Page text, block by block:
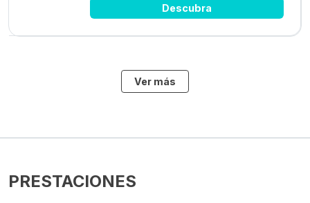
Descubra
Ver más
PRESTACIONES